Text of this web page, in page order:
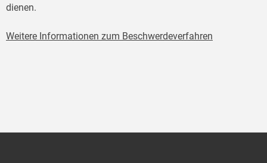
dienen.
Weitere Informationen zum Beschwerdeverfahren